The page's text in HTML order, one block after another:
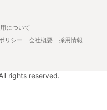
について
リシー 会社概要
採用情報
rights reserved.